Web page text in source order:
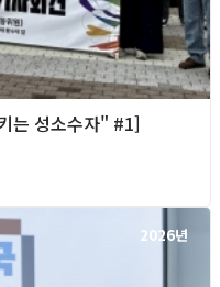
는 성소수자" #1]
2026년